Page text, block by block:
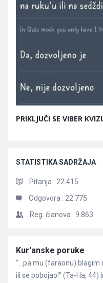
PRIKLJUČI SE VIBER
STATISTIKA SADRŽAJA
Pitanja : 22.415
Odgovora : 22.775
Reg. članova : 9.863
Članci
Kur'anske poruke
“…pa mu (faraonu) blagim
ili se pobojao!” (Ta-Ha,